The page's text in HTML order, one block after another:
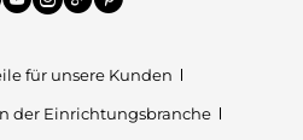
für unsere Kunden
der Einrichtungsbranche